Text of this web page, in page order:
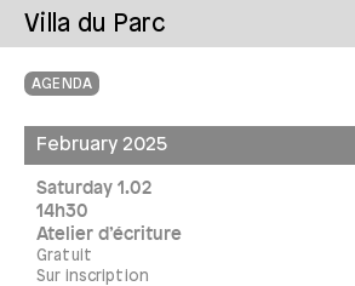
Villa du Parc
AGENDA
February 2025
Saturday 1.02
14h30
Atelier d’écriture
Gratuit
Sur inscription